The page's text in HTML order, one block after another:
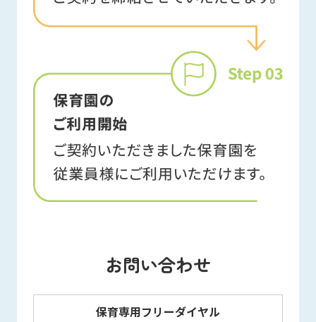
お問い合わせ
保育専用フリーダイヤル